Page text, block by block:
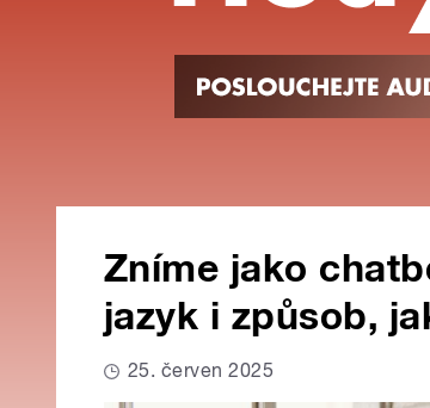
Zníme jako
jazyk i způsob,
25. červen 2025